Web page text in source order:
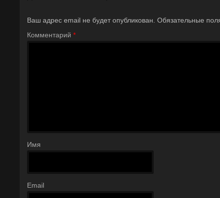
Ваш адрес email не будет опубликован. Обязательные
Комментарий *
Имя
Email